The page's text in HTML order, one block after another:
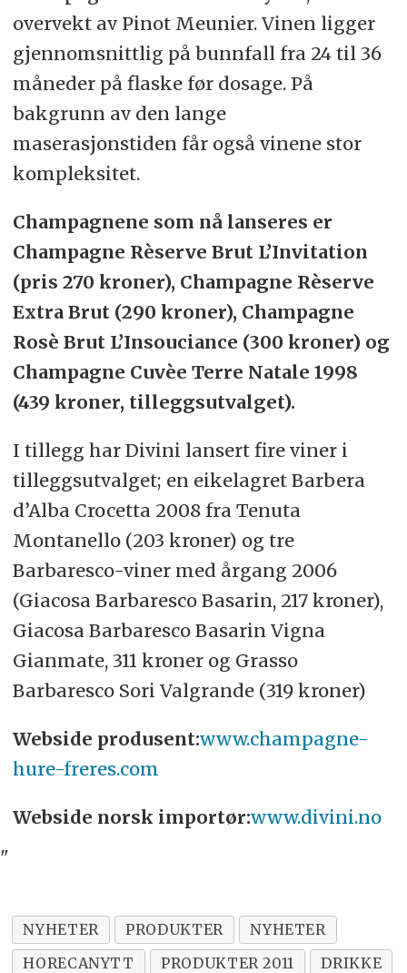
overvekt av Pinot Meunier. Vinen ligger
gjennomsnittlig på bunnfall fra 24 til 36
måneder på flaske før dosage. På
bakgrunn av den lange
maserasjonstiden får også vinene stor
kompleksitet.
Champagnene som nå lanseres er
Champagne Rèserve Brut L’Invitation
(pris 270 kroner), Champagne Rèserve
Extra Brut (290 kroner), Champagne
Rosè Brut L’Insouciance (300 kroner) og
Champagne Cuvèe Terre Natale 1998
(439 kroner, tilleggsutvalget).
I tillegg har Divini lansert fire viner i
tilleggsutvalget; en eikelagret Barbera
d’Alba Crocetta 2008 fra Tenuta
Montanello (203 kroner) og tre
Barbaresco-viner med årgang 2006
(Giacosa Barbaresco Basarin, 217 kroner),
Giacosa Barbaresco Basarin Vigna
Gianmate, 311 kroner og Grasso
Barbaresco Sori Valgrande (319 kroner)
Webside produsent:www.champagne-
hure-freres.com
Webside norsk importør:www.divini.no
"
NYHETER PRODUKTER
NYHETER
HORECANYTT
PRODUKTER 2011
DRIKKE